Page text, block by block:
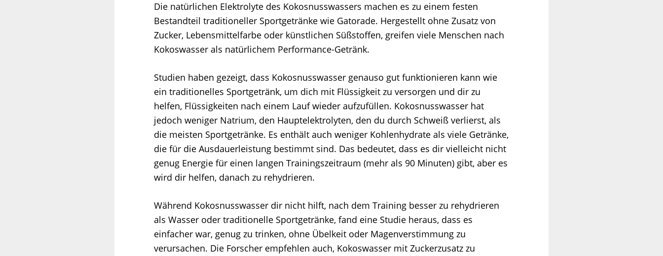
Die natürlichen Elektrolyte des Kokosnusswassers machen es zu einem festen
Bestandteil traditioneller Sportgetränke wie Gatorade. Hergestellt ohne Zusatz von
Zucker, Lebensmittelfarbe oder künstlichen Süßstoffen, greifen viele Menschen nach
Kokoswasser als natürlichem Performance-Getränk.
Studien haben gezeigt, dass Kokosnusswasser genauso gut funktionieren kann wie
ein traditionelles Sportgetränk, um dich mit Flüssigkeit zu versorgen und dir zu
helfen, Flüssigkeiten nach einem Lauf wieder aufzufüllen. Kokosnusswasser hat
jedoch weniger Natrium, den Hauptelektrolyten, den du durch Schweiß verlierst, als
die meisten Sportgetränke. Es enthält auch weniger Kohlenhydrate als viele Getränke,
die für die Ausdauerleistung bestimmt sind. Das bedeutet, dass es dir vielleicht nicht
genug Energie für einen langen Trainingszeitraum (mehr als 90 Minuten) gibt, aber es
wird dir helfen, danach zu rehydrieren.
Während Kokosnusswasser dir nicht hilft, nach dem Training besser zu rehydrieren
als Wasser oder traditionelle Sportgetränke, fand eine Studie heraus, dass es
einfacher war, genug zu trinken, ohne Übelkeit oder Magenverstimmung zu
verursachen. Die Forscher empfehlen auch, Kokoswasser mit Zuckerzusatz zu